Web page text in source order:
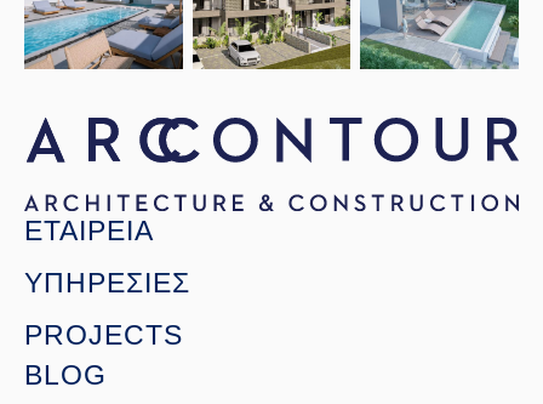
ΕΤΑΙΡΕΙΑ
ΥΠΗΡΕΣΙΕΣ
PROJECTS
BLOG